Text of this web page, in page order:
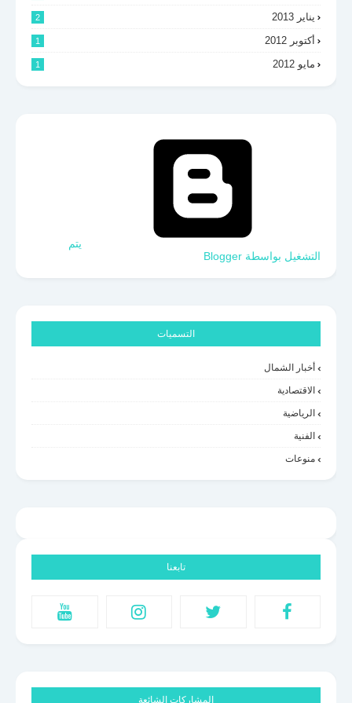
يناير 2013 2
أكتوبر 2012 1
مايو 2012 1
‏يتم
التشغيل بواسطة Blogger
التسميات
أخبار الشمال
الاقتصادية
الرياضية
الفنية
منوعات
تابعنا
المشاركات الشائعة